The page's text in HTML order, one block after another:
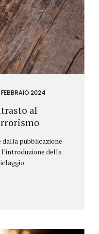
2024
al
pubblicazione
della